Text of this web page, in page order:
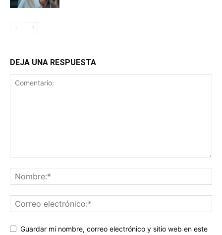
DEJA UNA RESPUESTA
Guardar mi nombre, correo electrónico y sitio web en este